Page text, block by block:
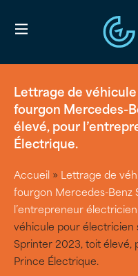
Lettrage de
fourgon Mercedes-
élevé, pour
Électrique.
Accueil » Lettrage de
fourgon Mercedes-Benz
l’entrepreneur
véhicule pour électricien
Sprinter 2023, toit élevé,
Prince Électrique.